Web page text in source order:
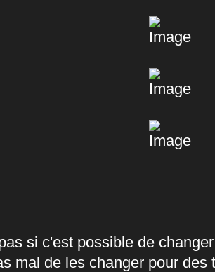
si c'est possible de
mal de les changer pour des